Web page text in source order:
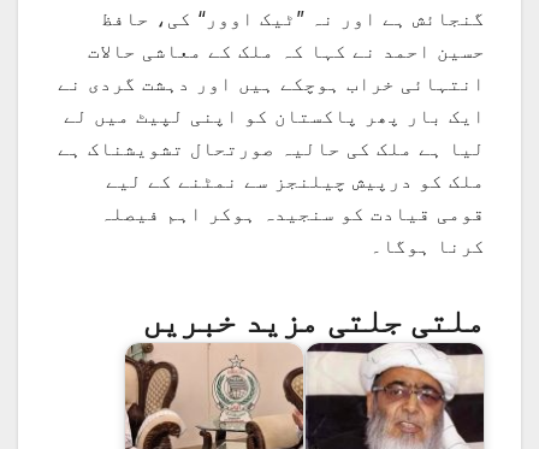
گنجائش ہے اور نہ ”ٹیک اوور“ کی، حافظ
حسین احمد نے کہا کہ ملک کے معاشی حالات
انتہائی خراب ہوچکے ہیں اور دہشت گردی نے
ایک بار پھر پاکستان کو اپنی لپیٹ میں لے
لیا ہے ملک کی حالیہ صورتحال تشویشناک ہے
ملک کو درپیش چیلنجز سے نمٹنے کے لیے
قومی قیادت کو سنجیدہ ہوکر اہم فیصلہ
کرنا ہوگا۔
ملتی جلتی مزید خبریں